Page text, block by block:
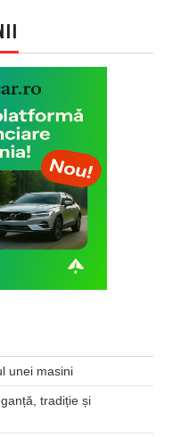
unei masini
tradiție și